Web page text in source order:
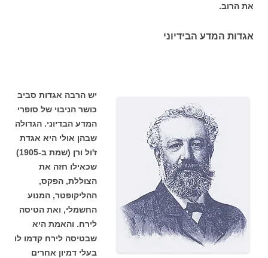
את הרוב.
אגדות המדע הבידיוני
יש הרבה אגדות סביב
כושר הניבוי של סופרי
המדע הבדיוני. הגדולה
שבהן אולי היא אגדת
ז'ול ורן (שמת ב-1905)
שכאילו חזה את
הצוללת, הפקס,
ההליקופטר, המנוע
החשמלי, ואת הטיסה
לירח. והאמת היא
שבטיסה לירח קדמו לו
בעלי דמיון אחרים